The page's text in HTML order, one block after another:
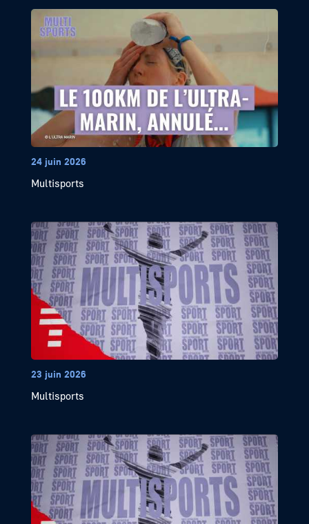
24 juin 2026
Multisports
23 juin 2026
Multisports